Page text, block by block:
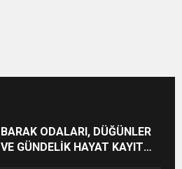
BARAK ODALARI, DÜĞÜNLER
VE GÜNDELİK HAYAT KAYIT